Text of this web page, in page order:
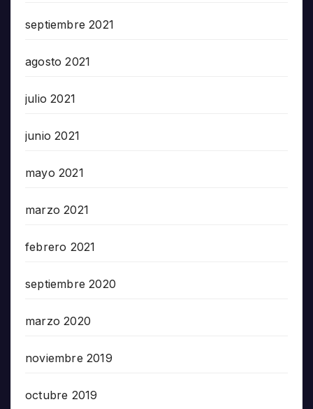
septiembre 2021
agosto 2021
julio 2021
junio 2021
mayo 2021
marzo 2021
febrero 2021
septiembre 2020
marzo 2020
noviembre 2019
octubre 2019